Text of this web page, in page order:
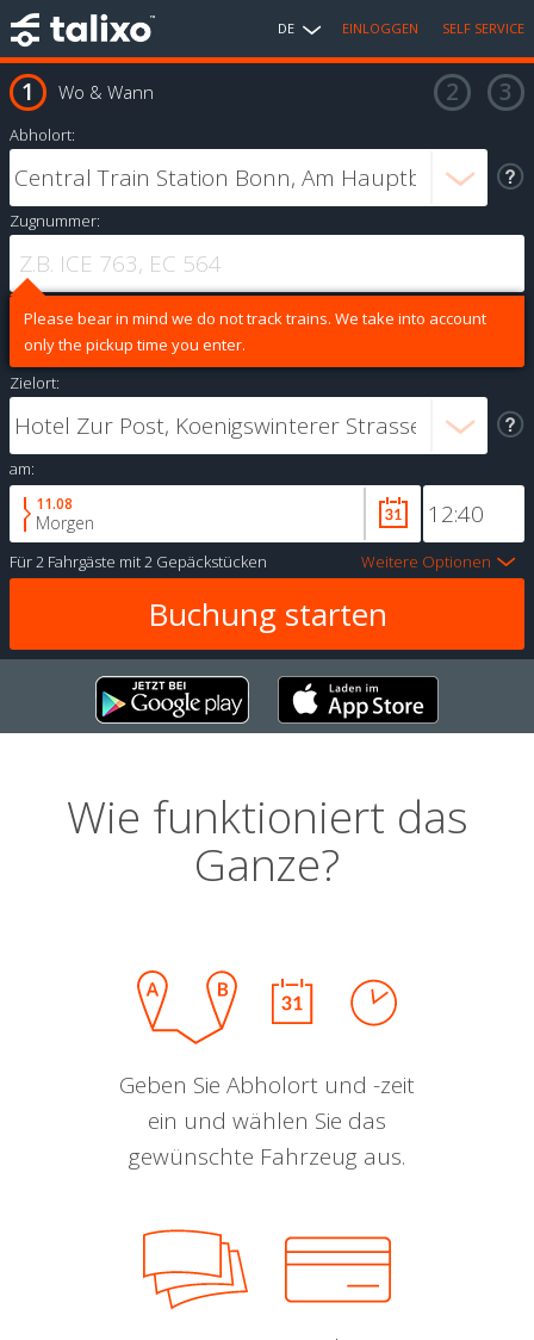
DE EINLOGGEN SELF SERVICE
Wo & Wann
Abholort:
Zugnummer:
Please bear in mind we do not track trains. We take into account
only the pickup time you enter.
Zielort:
am:
11.08
Morgen
Für2 Fahrgäste mit2 Gepäckstücken Weitere Optionen
Wie funktioniert das
Ganze?
Geben Sie Abholort und -zeit
ein und wählen Sie das
gewünschte Fahrzeug aus.